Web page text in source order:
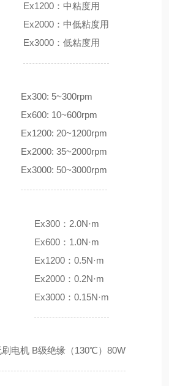
Ex1200：中粘度用
Ex2000：中低粘度用
Ex3000：低粘度用
Ex300: 5~300rpm
Ex600: 10~600rpm
Ex1200: 20~1200rpm
Ex2000: 35~2000rpm
Ex3000: 50~3000rpm
Ex300：2.0N·m
Ex600：1.0N·m
Ex1200：0.5N·m
Ex2000：0.2N·m
Ex3000：0.15N·m
刷电机 B级绝缘（130℃）80W